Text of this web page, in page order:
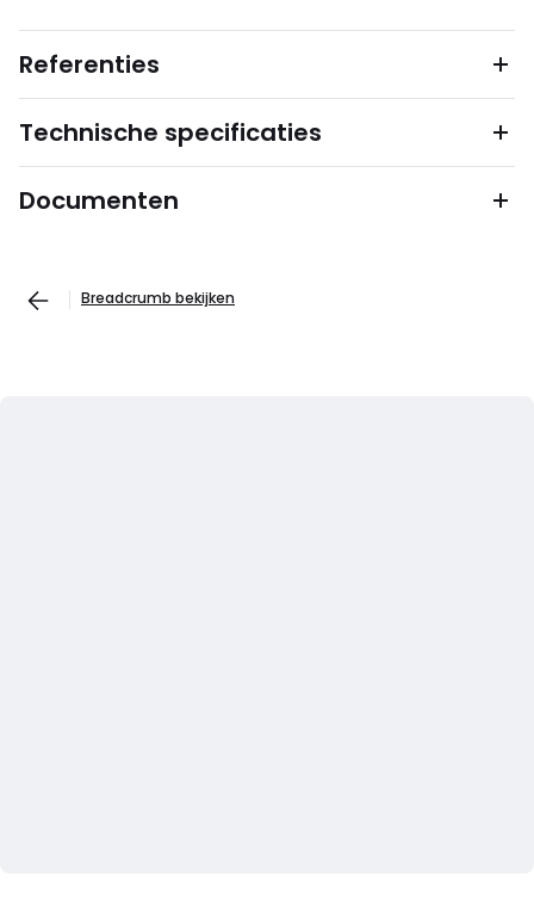
Referenties
Technische specificaties
Documenten
Breadcrumb bekijken